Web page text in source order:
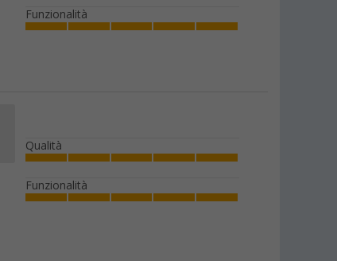
46,99€PVP59, €
da33, €PVP39,95€
Funzionalità
Qualità
Funzionalità